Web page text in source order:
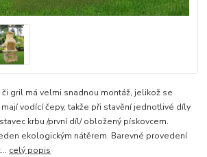
gril má velmi snadnou montáž, jelikož se
vodící čepy, takže při stavění jednotlivé díly
krbu /první díl/ obložený pískovcem.
ekologickým nátěrem. Barevné provedení
celý popis